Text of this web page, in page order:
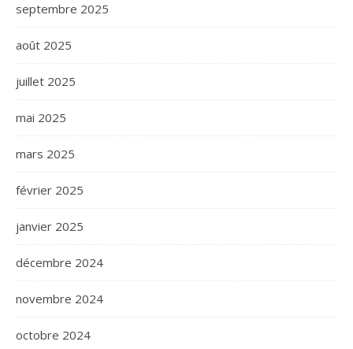
septembre 2025
août 2025
juillet 2025
mai 2025
mars 2025
février 2025
janvier 2025
décembre 2024
novembre 2024
octobre 2024